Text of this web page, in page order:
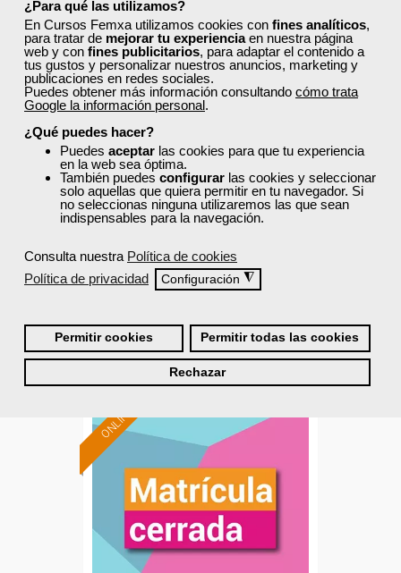
¿Para qué las utilizamos?
En Cursos Femxa utilizamos cookies con fines analíticos,
para tratar de mejorar tu experienciaen nuestra página
web y con fines publicitarios, para adaptar el contenido a
tus gustos y personalizar nuestros anuncios, marketing y
publicaciones en redes sociales.
Puedes obtener más información consultando cómo trata
Google la información personal.
¿Qué puedes hacer?
Puedes aceptar las cookies para que tu experiencia
en la web sea óptima.
También puedes configurar las cookies y seleccionar
solo aquellas que quiera permitir en tu navegador. Si
no seleccionas ninguna utilizaremos las que sean
indispensables para la navegación.
Consulta nuestra Política de cookies
Política de privacidad
Configuración ◮
Permitir cookies Permitir todas las cookies
Rechazar
Grupo Femxa
Gestión de incidencias del
viajero. Fidelización del
cliente
Curso Gratuito
Online (toda España)
2 372
ONLINE